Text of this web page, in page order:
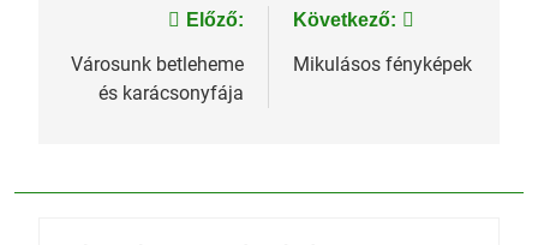
Bejegyzés
navigáció
Előző:
Városunk betleheme
és karácsonyfája
Következő:
Mikulásos fényképek